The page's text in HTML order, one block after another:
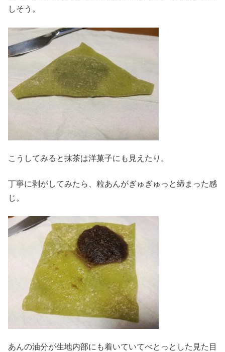
しそう。
こうしてみると抹茶は洋菓子にも見えたり。
丁寧に剥がしてみたら、粒あんがぎゅぎゅっと締まった感
じ。
あんの油分が生地内部にも着いていてべとっとした見た目